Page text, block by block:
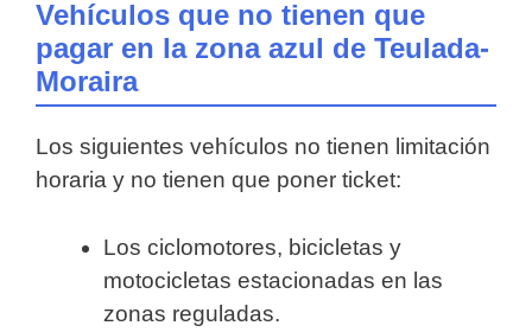
Vehículos que no tienen que
pagar en la zona azul de Teulada-
Moraira
Los siguientes vehículos no tienen limitación
horaria y no tienen que poner ticket:
Los ciclomotores, bicicletas y
motocicletas estacionadas en las
zonas reguladas.